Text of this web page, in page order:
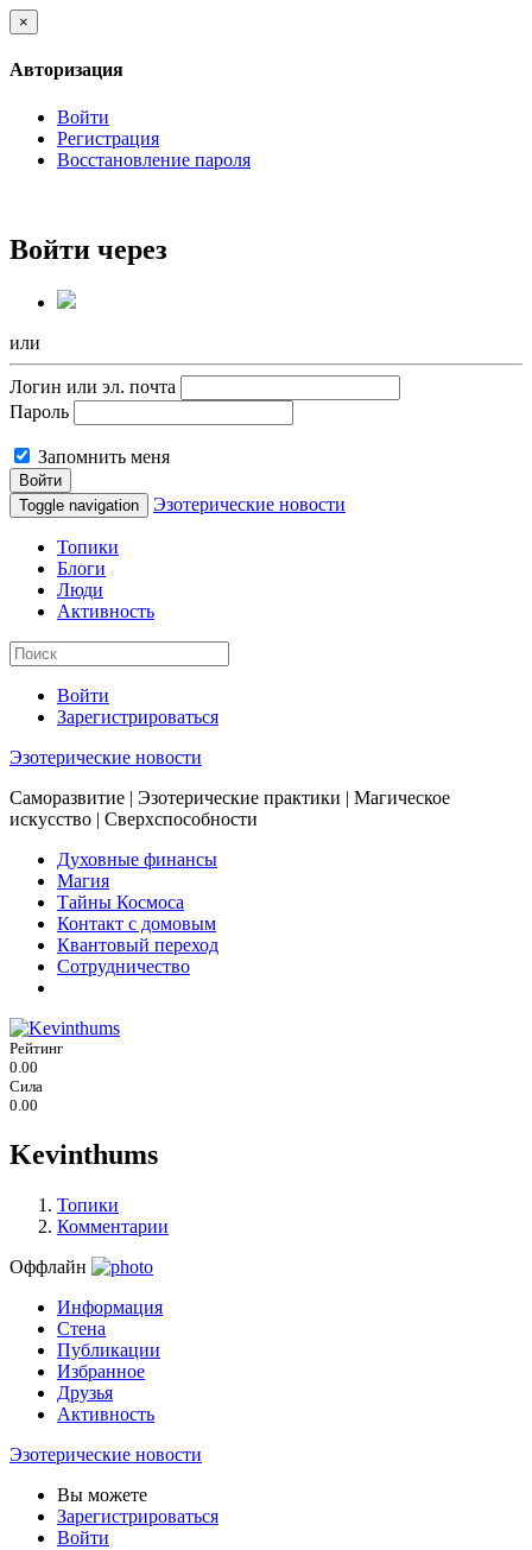
×
Авторизация
Войти
Регистрация
Восстановление пароля
Войти через
или
Логин или эл. почта
Пароль
Запомнить меня
Войти
Toggle navigation
Эзотерические новости
Топики
Блоги
Люди
Активность
Войти
Зарегистрироваться
Эзотерические новости
Саморазвитие | Эзотерические практики | Магическое
искусство | Сверхспособности
Духовные финансы
Магия
Тайны Космоса
Контакт с домовым
Квантовый переход
Сотрудничество
Рейтинг
0.00
Сила
0.00
Kevinthums
Топики
Комментарии
Оффлайн
Информация
Стена
Публикации
Избранное
Друзья
Активность
Эзотерические новости
Вы можете
Зарегистрироваться
Войти